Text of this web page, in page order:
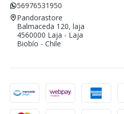
56976531950
Pandorastore
Balmaceda 120, laja
4560000 Laja - Laja
Biobío - Chile